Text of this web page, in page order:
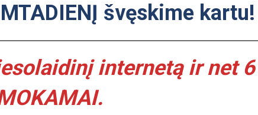
švęskime kartu!
internetą ir net